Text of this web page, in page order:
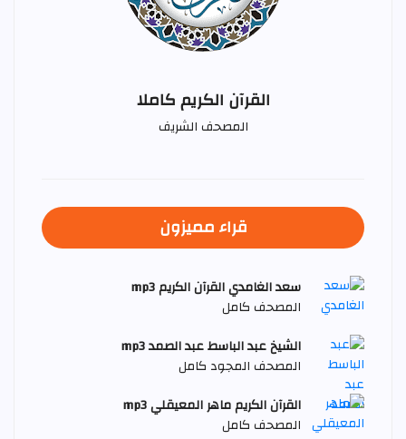
القرآن الكريم كاملا
المصحف الشريف
قراء مميزون
سعد الغامدي القرآن الكريم mp3
المصحف كامل
الشيخ عبد الباسط عبد الصمد mp3
المصحف المجود كامل
القرآن الكريم ماهر المعيقلي mp3
المصحف كامل